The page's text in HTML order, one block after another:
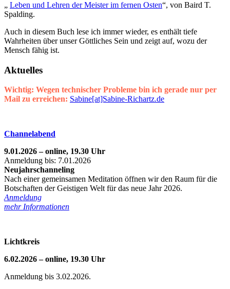
„ Leben und Lehren der Meister im fernen Osten“, von Baird T.
Spalding.
Auch in diesem Buch lese ich immer wieder, es enthält tiefe
Wahrheiten über unser Göttliches Sein und zeigt auf, wozu der
Mensch fähig ist.
Aktuelles
Wichtig: Wegen technischer Probleme bin ich gerade nur per
Mail zu erreichen: Sabine[at]Sabine-Richartz.de
Channelabend
9.01.2026 – online, 19.30 Uhr
Anmeldung bis: 7.01.2026
Neujahrschanneling
Nach einer gemeinsamen Meditation öffnen wir den Raum für die
Botschaften der Geistigen Welt für das neue Jahr 2026.
Anmeldung
mehr Informationen
Lichtkreis
6.02.2026 – online, 19.30 Uhr
Anmeldung bis 3.02.2026.